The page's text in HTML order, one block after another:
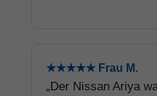
★★★★★ Frau M.
„Der Nissan Ariya